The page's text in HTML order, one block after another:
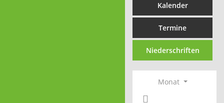
Kalender
Termine
Niederschriften
Monat